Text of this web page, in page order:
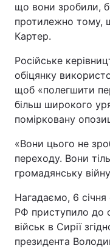
що вони зробили,
протилежно тому,
Картер.
Російське
обіцянку
щоб «полегшити
більш широкого
помірковану
«Вони цього не
переходу. Вони
громадянську
Нагадаємо, 6
РФ приступило до
військ в Сирії
президента